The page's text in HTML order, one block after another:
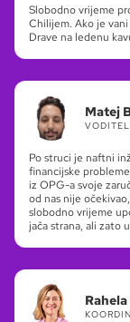
Slobodno vrijeme
Chilijem. Ako je
Drave na ledenu
Matej
Po struci je naftni
financijske
iz OPG-a svoje
od nas nije
slobodno vrijeme
jača strana, ali zato